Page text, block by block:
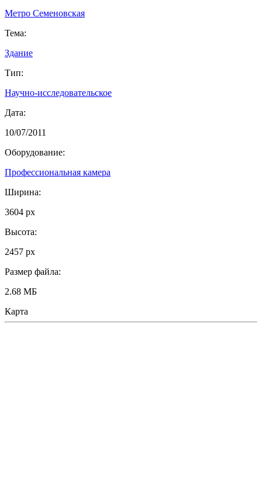
Метро Семеновская
Тема:
Здание
Тип:
Научно-исследовательское
Дата:
10/07/2011
Оборудование:
Профессиональная камера
Ширина:
3604 px
Высота:
2457 px
Размер файла:
2.68 МБ
Карта